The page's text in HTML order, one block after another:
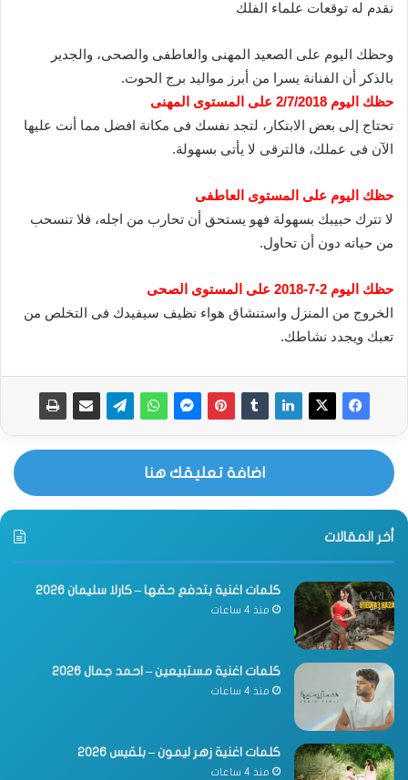
نقدم له توقعات علماء الفلك
وحظك اليوم على الصعيد المهنى والعاطفى والصحى، والجدير
بالذكر أن الفنانة يسرا من أبرز مواليد برج الحوت.
حظك اليوم 2/7/2018 على المستوى المهنى
تحتاج إلى بعض الابتكار، لتجد نفسك فى مكانة افضل مما أنت عليها
الآن فى عملك، فالترقى لا يأتى بسهولة.
حظك اليوم على المستوى العاطفى
لا تترك حبيبك بسهولة فهو يستحق أن تحارب من اجله، فلا تنسحب
من حياته دون أن تحاول.
حظك اليوم 2-7-2018 على المستوى الصحى
الخروج من المنزل واستنشاق هواء نظيف سيفيدك فى التخلص من
تعبك ويجدد نشاطك.
اضافة تعليقك هنا
أخر المقالات
كلمات اغنية بتدفع حقها – كارلا سليمان 2026
منذ 4 ساعات
كلمات اغنية مستبيعين – احمد جمال 2026
منذ 4 ساعات
كلمات اغنية زهر ليمون – بلقيس 2026
منذ 4 ساعات